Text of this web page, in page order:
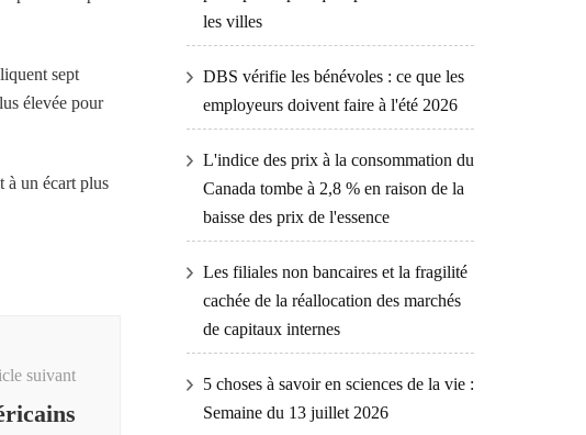
sept
élevée pour
à un écart plus
suivant
les villes
DBS vérifie les bénévoles : ce que les
employeurs doivent faire à l'été 2026
L'indice des prix à la consommation du
Canada tombe à 2,8 % en raison de la
baisse des prix de l'essence
Les filiales non bancaires et la fragilité
cachée de la réallocation des marchés
de capitaux internes
5 choses à savoir en sciences de la vie :
Semaine du 13 juillet 2026